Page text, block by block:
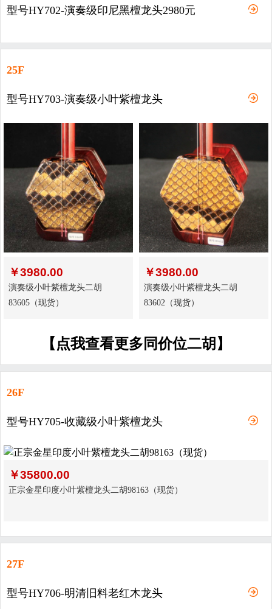
型号HY702-演奏级印尼黑檀龙头2980元
25F
型号HY703-演奏级小叶紫檀龙头
￥3980.00
演奏级小叶紫檀龙头二胡
83605（现货）
￥3980.00
演奏级小叶紫檀龙头二胡
83602（现货）
【点我查看更多同价位二胡】
26F
型号HY705-收藏级小叶紫檀龙头
￥35800.00
正宗金星印度小叶紫檀龙头二胡98163（现货）
27F
型号HY706-明清旧料老红木龙头